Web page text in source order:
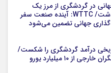
در گردشگری از مرز یک
تریلیون دلار گذشت/ WTTC: آینده صنعت سفر
جهانی تضمین می‌شود
درآمد گردشگری را شکست/
هزینه‌کرد گردشگران خارجی از ۱۰ میلیارد یورو